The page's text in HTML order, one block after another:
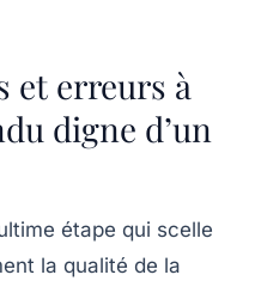
et erreurs à
digne d’un
étape qui scelle
la qualité de la